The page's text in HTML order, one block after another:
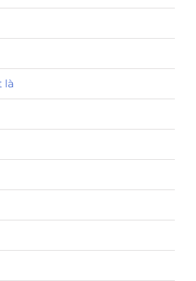
là